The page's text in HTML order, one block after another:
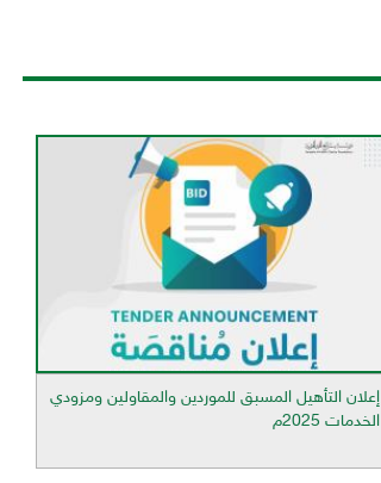
إعلان التأهيل المسبق للموردين والمقاولين ومزودي
الخدمات 2025م